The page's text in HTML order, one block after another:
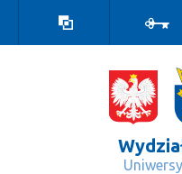
kontrastowa